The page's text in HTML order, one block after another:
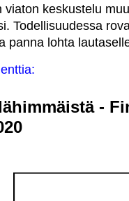
viaton keskustelu
Todellisuudessa
panna lohta
-